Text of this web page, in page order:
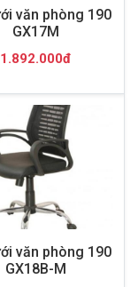
văn phòng 190
GX17M
1.892.000đ
văn phòng 190
GX18B-M